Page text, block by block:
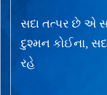
સદા તત્પર છે એ
દુશ્મન કોઈના,
રહે